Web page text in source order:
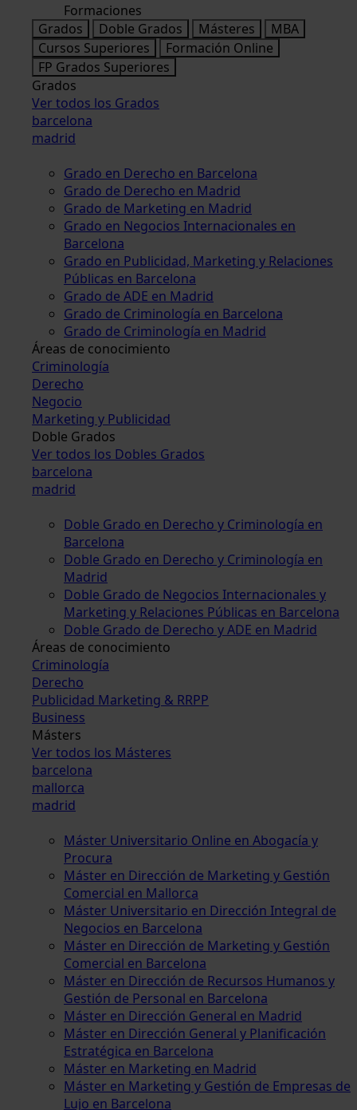
Formaciones
Grados
Doble Grados Másteres
MBA
Cursos Superiores
Formación Online
FP Grados Superiores
Grados
Ver todos los Grados
barcelona
madrid
Grado en Derecho en Barcelona
Grado de Derecho en Madrid
Grado de Marketing en Madrid
Grado en Negocios Internacionales en
Barcelona
Grado en Publicidad, Marketing y Relaciones
Públicas en Barcelona
Grado de ADE en Madrid
Grado de Criminología en Barcelona
Grado de Criminología en Madrid
Áreas de conocimiento
Criminología
Derecho
Negocio
Marketing y Publicidad
Doble Grados
Ver todos los Dobles Grados
barcelona
madrid
Doble Grado en Derecho y Criminología en
Barcelona
Doble Grado en Derecho y Criminología en
Madrid
Doble Grado de Negocios Internacionales y
Marketing y Relaciones Públicas en Barcelona
Doble Grado de Derecho y ADE en Madrid
Áreas de conocimiento
Criminología
Derecho
Publicidad Marketing & RRPP
Business
Másters
Ver todos los Másteres
barcelona
mallorca
madrid
Máster Universitario Online en Abogacía y
Procura
Máster en Dirección de Marketing y Gestión
Comercial en Mallorca
Máster Universitario en Dirección Integral de
Negocios en Barcelona
Máster en Dirección de Marketing y Gestión
Comercial en Barcelona
Máster en Dirección de Recursos Humanos y
Gestión de Personal en Barcelona
Máster en Dirección General en Madrid
Máster en Dirección General y Planificación
Estratégica en Barcelona
Máster en Marketing en Madrid
Máster en Marketing y Gestión de Empresas de
Lujo en Barcelona